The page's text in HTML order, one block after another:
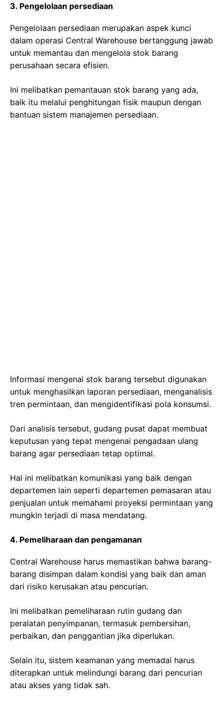
3. Pengelolaan persediaan
Pengelolaan persediaan merupakan aspek kunci
dalam operasi Central Warehouse bertanggung jawab
untuk memantau dan mengelola stok barang
perusahaan secara efisien.
Ini melibatkan pemantauan stok barang yang ada,
baik itu melalui penghitungan fisik maupun dengan
bantuan sistem manajemen persediaan.
Informasi mengenai stok barang tersebut digunakan
untuk menghasilkan laporan persediaan, menganalisis
tren permintaan, dan mengidentifikasi pola konsumsi.
Dari analisis tersebut, gudang pusat dapat membuat
keputusan yang tepat mengenai pengadaan ulang
barang agar persediaan tetap optimal.
Hal ini melibatkan komunikasi yang baik dengan
departemen lain seperti departemen pemasaran atau
penjualan untuk memahami proyeksi permintaan yang
mungkin terjadi di masa mendatang.
4. Pemeliharaan dan pengamanan
Central Warehouse harus memastikan bahwa barang-
barang disimpan dalam kondisi yang baik dan aman
dari risiko kerusakan atau pencurian.
Ini melibatkan pemeliharaan rutin gudang dan
peralatan penyimpanan, termasuk pembersihan,
perbaikan, dan penggantian jika diperlukan.
Selain itu, sistem keamanan yang memadai harus
diterapkan untuk melindungi barang dari pencurian
atau akses yang tidak sah.